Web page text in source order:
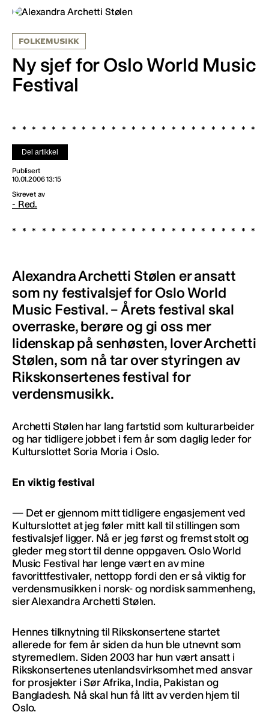
FOLKEMUSIKK
Ny sjef for Oslo World Music
Festival
Del artikkel
Publisert
10.01.2006 13:15
Skrevet av
- Red.
Alexandra Archetti Stølen er ansatt
som ny festivalsjef for Oslo World
Music Festival. – Årets festival skal
overraske, berøre og gi oss mer
lidenskap på senhøsten, lover Archetti
Stølen, som nå tar over styringen av
Rikskonsertenes festival for
verdensmusikk.
Archetti Stølen har lang fartstid som kulturarbeider
og har tidligere jobbet i fem år som daglig leder for
Kulturslottet Soria Moria i Oslo.
En viktig festival
— Det er gjennom mitt tidligere engasjement ved
Kulturslottet at jeg føler mitt kall til stillingen som
festivalsjef ligger. Nå er jeg først og fremst stolt og
gleder meg stort til denne oppgaven. Oslo World
Music Festival har lenge vært en av mine
favorittfestivaler, nettopp fordi den er så viktig for
verdensmusikken i norsk- og nordisk sammenheng,
sier Alexandra Archetti Stølen.
Hennes tilknytning til Rikskonsertene startet
allerede for fem år siden da hun ble utnevnt som
styremedlem. Siden 2003 har hun vært ansatt i
Rikskonsertenes utenlandsvirksomhet med ansvar
for prosjekter i Sør Afrika, India, Pakistan og
Bangladesh. Nå skal hun få litt av verden hjem til
Oslo.